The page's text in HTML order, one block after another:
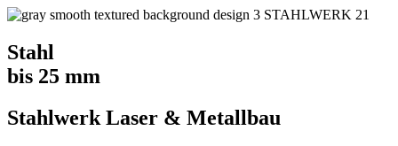
Stahl
bis 25 mm
Stahlwerk Laser & Metallbau​